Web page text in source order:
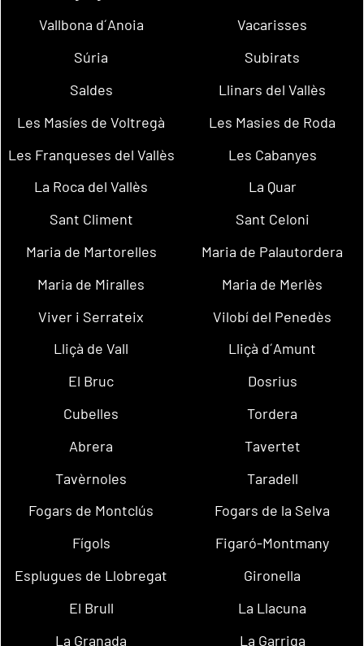
Vallbona d´Anoia
Vacarisses
Súria
Subirats
Saldes
Llinars del Vallès
Les Masíes de Voltregà
Les Masies de Roda
Les Franqueses del Vallès
Les Cabanyes
La Roca del Vallès
La Quar
Sant Climent
Sant Celoni
Maria de Martorelles
Maria de Palautordera
Maria de Miralles
Maria de Merlès
Viver i Serrateix
Vilobí del Penedès
Lliçà de Vall
Lliçà d´Amunt
El Bruc
Dosrius
Cubelles
Tordera
Abrera
Tavertet
Tavèrnoles
Taradell
Fogars de Montclús
Fogars de la Selva
Fígols
Figaró-Montmany
Esplugues de Llobregat
Gironella
El Brull
La Llacuna
La Granada
La Garriga